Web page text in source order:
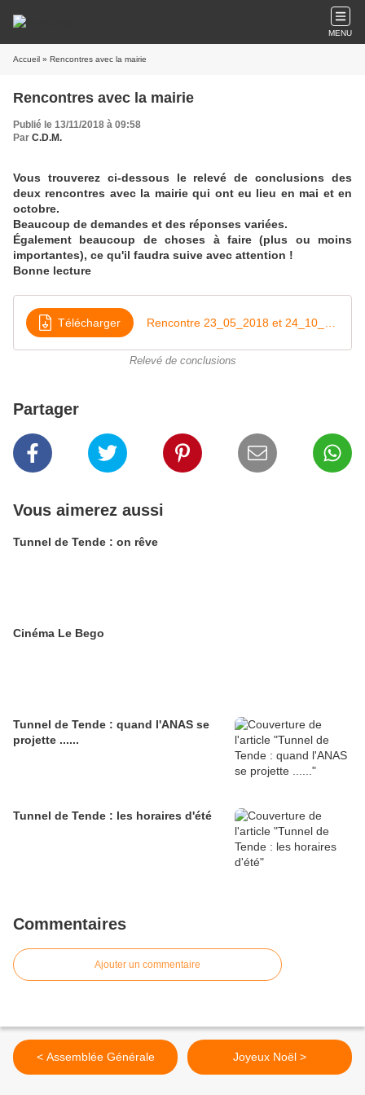
MENU
Accueil » Rencontres avec la mairie
Rencontres avec la mairie
Publié le 13/11/2018 à 09:58
Par C.D.M.
Vous trouverez ci-dessous le relevé de conclusions des
deux rencontres avec la mairie qui ont eu lieu en mai et en
octobre.
Beaucoup de demandes et des réponses variées.
Également beaucoup de choses à faire (plus ou moins
importantes), ce qu'il faudra suive avec attention !
Bonne lecture
Télécharger
Relevé de conclusions
Partager
Vous aimerez aussi
Tunnel de Tende : on rêve
Cinéma Le Bego
Tunnel de Tende : quand l'ANAS se
projette ......
Tunnel de Tende : les horaires d'été
Commentaires
Ajouter un commentaire
< Assemblée Générale Joyeux Noël >